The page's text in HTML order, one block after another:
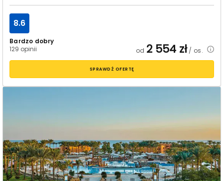
Bardzo dobry
129 opinii
8.6
od 2 554 zł/ os.
SPRAWDŹ OFERTĘ